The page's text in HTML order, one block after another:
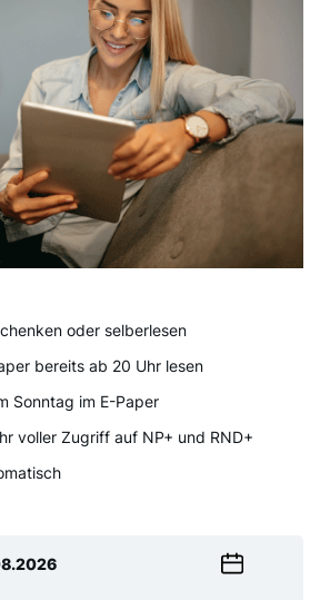
oder selberlesen
bereits ab 20 Uhr lesen
Sonntag im E-Paper
voller Zugriff auf NP+ und RND+